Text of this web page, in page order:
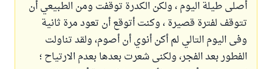
أصلى طيلة اليوم ، ولكن الكدرة توقفت ومن الطبيعي أن
تتوقف لفترة قصيرة ، وكنت أتوقع أن تعود مرة ثانية
وفى اليوم التالي لم أكن أنوي أن أصوم، ولقد تناولت
الفطور بعد الفجر، ولكنى شعرت بعدها بعدم الارتياح ؛